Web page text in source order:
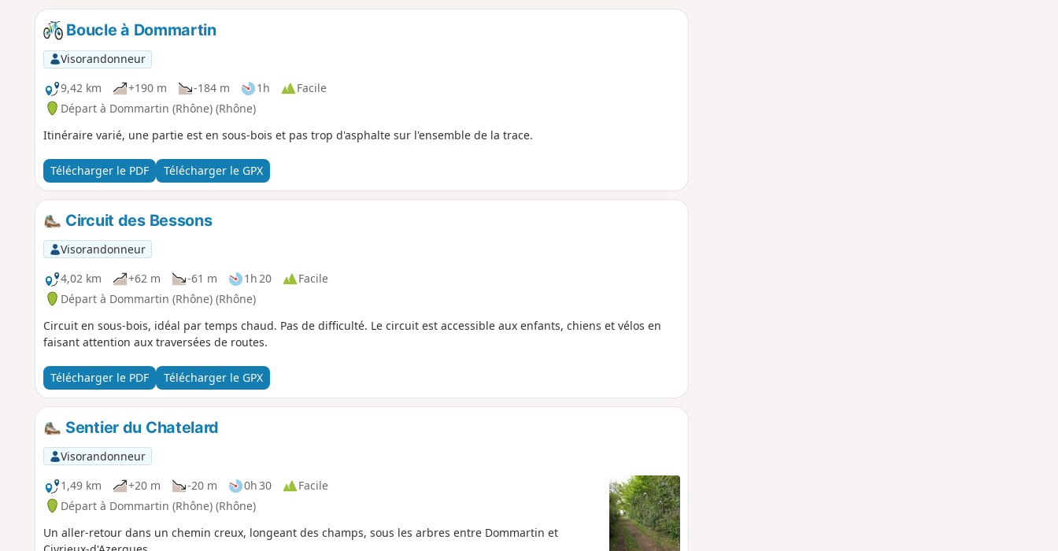
Boucle à Dommartin
Visorandonneur
9,42 km
+190 m -184 m 1h
Facile
Départ à Dommartin (Rhône) (Rhône)
Itinéraire varié, une partie est en sous-bois et pas trop d'asphalte sur l'ensemble de la trace.
Télécharger le PDF Télécharger le GPX
Circuit des Bessons
Visorandonneur
4,02 km
+62 m -61 m 1h 20
Facile
Départ à Dommartin (Rhône) (Rhône)
Circuit en sous-bois, idéal par temps chaud. Pas de difficulté. Le circuit est accessible aux enfants, chiens et vélos en
faisant attention aux traversées de routes.
Télécharger le PDF Télécharger le GPX
Sentier du Chatelard
Visorandonneur
1,49 km
+20 m -20 m 0h 30
Facile
Départ à Dommartin (Rhône) (Rhône)
Un aller-retour dans un chemin creux, longeant des champs, sous les arbres entre Dommartin et